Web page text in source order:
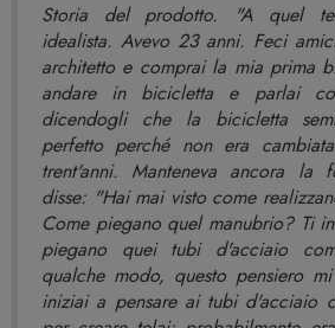
Storia del prodotto. "A quel
idealista. Avevo 23 anni. Feci
architetto e comprai la mia prima
andare in bicicletta e parlai
dicendogli che la bicicletta
perfetto perché non era
trent'anni. Manteneva ancora la
disse: "Hai mai visto come
Come piegano quel manubrio? Ti
piegano quei tubi d'acciaio
qualche modo, questo pensiero
iniziai a pensare ai tubi d'acciaio